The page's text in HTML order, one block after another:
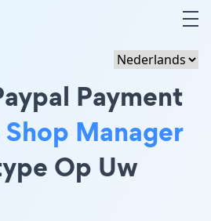
Payment
Manager
Op Uw